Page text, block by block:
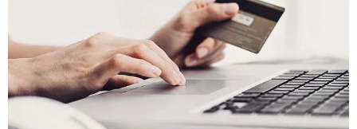
CONCILIAÇÃO DE RECEBÍVEIS DE CARTÕES
CONCILIAÇÃO DE VALE ALIMENTAÇÃO
CONCILIAÇÃO DE VALES REFEIÇÃO
CONCILIAÇÃO DE VENDAS